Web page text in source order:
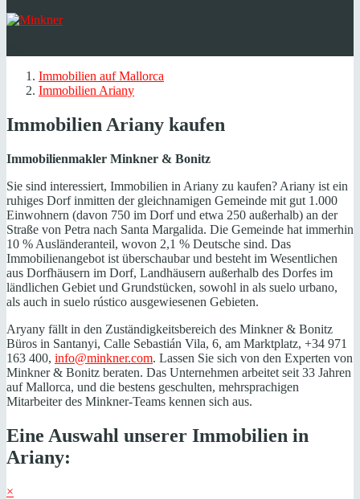
Immobilien auf Mallorca
Immobilien Ariany
Immobilien Ariany kaufen
Immobilienmakler Minkner & Bonitz
Sie sind interessiert, Immobilien in Ariany zu kaufen? Ariany ist ein
ruhiges Dorf inmitten der gleichnamigen Gemeinde mit gut 1.000
Einwohnern (davon 750 im Dorf und etwa 250 außerhalb) an der
Straße von Petra nach Santa Margalida. Die Gemeinde hat immerhin
10 % Ausländeranteil, wovon 2,1 % Deutsche sind. Das
Immobilienangebot ist überschaubar und besteht im Wesentlichen
aus Dorfhäusern im Dorf, Landhäusern außerhalb des Dorfes im
ländlichen Gebiet und Grundstücken, sowohl in als suelo urbano,
als auch in suelo rústico ausgewiesenen Gebieten.
Aryany fällt in den Zuständigkeitsbereich des Minkner & Bonitz
Büros in Santanyi, Calle Sebastián Vila, 6, am Marktplatz, +34 971
163 400, info@minkner.com. Lassen Sie sich von den Experten von
Minkner & Bonitz beraten. Das Unternehmen arbeitet seit 33 Jahren
auf Mallorca, und die bestens geschulten, mehrsprachigen
Mitarbeiter des Minkner-Teams kennen sich aus.
Eine Auswahl unserer Immobilien in
Ariany:
×